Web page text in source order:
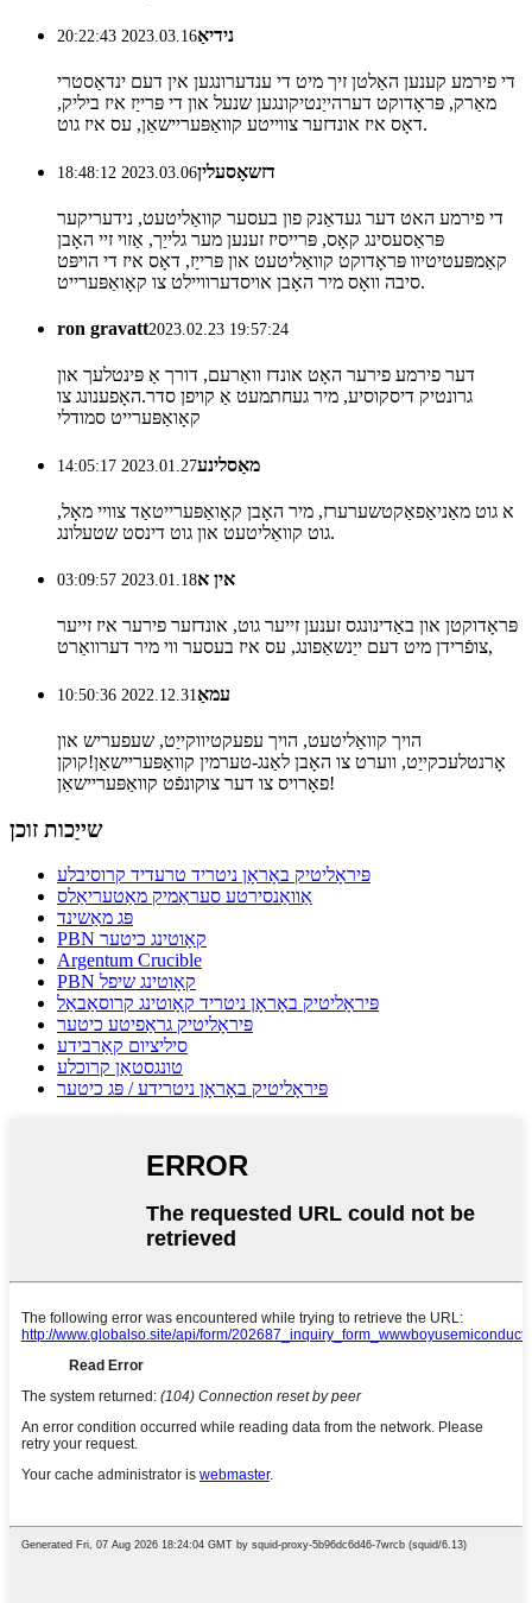
נידיאַ2023.03.16 20:22:43
די פירמע קענען האַלטן זיך מיט די ענדערונגען אין דעם ינדאַסטרי
מאַרק, פּראָדוקט דערהייַנטיקונגען שנעל און די פּרייַז איז ביליק,
דאָס איז אונדזער צווייטע קוואַפּעריישאַן, עס איז גוט.
דזשאָסעלין2023.03.06 18:48:12
די פירמע האט דער געדאַנק פון בעסער קוואַליטעט, נידעריקער
פּראַסעסינג קאָס, פּרייסיז זענען מער גלייַך, אַזוי זיי האָבן
קאַמפּעטיטיוו פּראָדוקט קוואַליטעט און פּרייַז, דאָס איז די הויפּט
סיבה וואָס מיר האָבן אויסדערוויילט צו קאָואַפּערייט.
ron gravatt2023.02.23 19:57:24
דער פירמע פירער האָט אונדז וואַרעם, דורך אַ פּינטלעך און
גרונטיק דיסקוסיע, מיר געחתמעט אַ קויפן סדר.האָפענונג צו
קאָואַפּערייט סמודלי
מאַסלינע2023.01.27 14:05:17
א גוט מאַניאַפאַקטשערערז, מיר האָבן קאָואַפּערייטאַד צוויי מאָל,
גוט קוואַליטעט און גוט דינסט שטעלונג.
אין א2023.01.18 03:09:57
פּראָדוקטן און באַדינונגס זענען זייער גוט, אונדזער פירער איז זייער
צופֿרידן מיט דעם ייַנשאַפונג, עס איז בעסער ווי מיר דערוואַרט,
עמאַ 2022.12.31 10:50:36
הויך קוואַליטעט, הויך עפעקטיווקייַט, שעפעריש און
אָרנטלעכקייַט, ווערט צו האָבן לאַנג-טערמין קוואַפּעריישאַן!קוקן
פאָרויס צו דער צוקונפֿט קוואַפּעריישאַן!
שייַכות זוכן
פּיראָליטיק באָראָן ניטריד טרעדיד קרוסיבלע
אַוואַנסירטע סעראַמיק מאַטעריאַלס
פּג מאַשינד
PBN קאָוטינג כיטער
Argentum Crucible
PBN קאָוטינג שיפל
פּיראָליטיק באָראָן ניטריד קאָוטינג קרוסאַבאַל
פּיראָליטיק גראַפיטע כיטער
סיליציום קאַרבידע
טונגסטאַן קרוכלע
פּיראָליטיק באָראָן ניטרידע / פּג כיטער